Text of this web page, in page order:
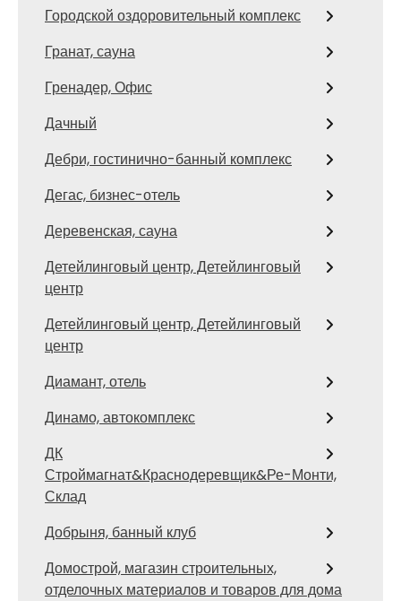
Городской оздоровительный комплекс
Гранат, сауна
Гренадер, Офис
Дачный
Дебри, гостинично-банный комплекс
Дегас, бизнес-отель
Деревенская, сауна
Детейлинговый центр, Детейлинговый
центр
Детейлинговый центр, Детейлинговый
центр
Диамант, отель
Динамо, автокомплекс
ДК
Строймагнат&Краснодеревщик&Ре-Монти,
Склад
Добрыня, банный клуб
Домострой, магазин строительных,
отделочных материалов и товаров для дома